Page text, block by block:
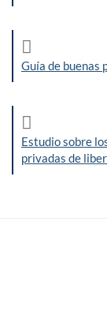
Guía de buenas
Estudio sobre
privadas de